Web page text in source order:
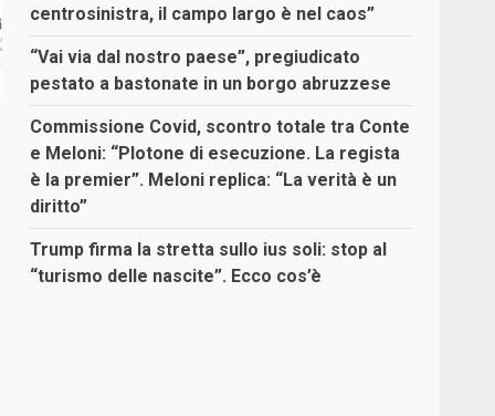
centrosinistra, il campo largo è nel caos”
“Vai via dal nostro paese”, pregiudicato
pestato a bastonate in un borgo abruzzese
Commissione Covid, scontro totale tra Conte
e Meloni: “Plotone di esecuzione. La regista
è la premier”. Meloni replica: “La verità è un
diritto”
Trump firma la stretta sullo ius soli: stop al
“turismo delle nascite”. Ecco cos’è